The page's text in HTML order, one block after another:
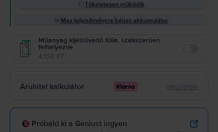
Tökéletesen működik
Max teljesítményre képes akkumulátor
Műanyag kijelzővédő fólia, szakszerűen
felhelyezve
4.100 FT
Áruhitel kalkulátor részletek
Próbáld ki a Geniust ingyen